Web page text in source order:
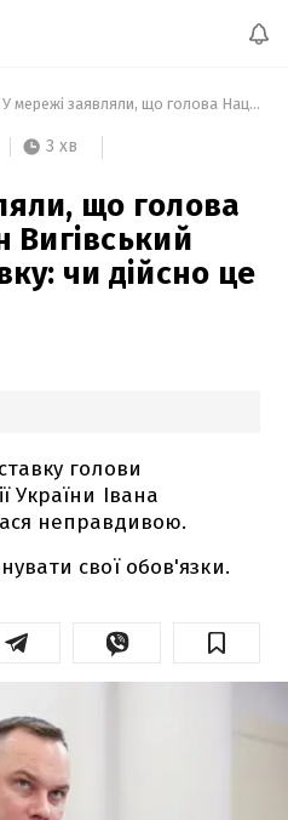
У мережі заявляли, що голова Нацполіції Іван Вигівський подав у відставку: чи дійсно це так
3 хв
що голова
Вигівський
чи дійсно це
голови
України Івана
неправдивою.
свої обов'язки.